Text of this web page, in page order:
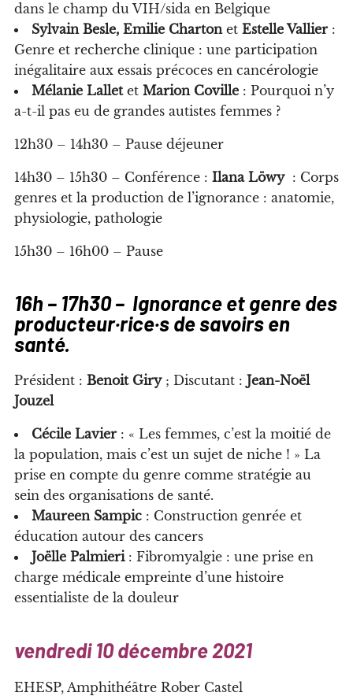
dans le champ du VIH/sida en Belgique
Sylvain Besle, Emilie Charton et Estelle Vallier :
Genre et recherche clinique : une participation
inégalitaire aux essais précoces en cancérologie
Mélanie Lallet et Marion Coville : Pourquoi n’y
a-t-il pas eu de grandes autistes femmes ?
12h30 – 14h30 – Pause déjeuner
14h30 – 15h30 – Conférence : Ilana Löwy: Corps
genres et la production de l’ignorance : anatomie,
physiologie, pathologie
15h30 – 16h00 – Pause
16h – 17h30 – Ignorance et genre des
producteur·rice·s de savoirs en
santé.
Président : Benoit Giry; Discutant : Jean-Noël
Jouzel
Cécile Lavier: « Les femmes, c’est la moitié de
la population, mais c’est un sujet de niche ! » La
prise en compte du genre comme stratégie au
sein des organisations de santé.
Maureen Sampic : Construction genrée et
éducation autour des cancers
Joëlle Palmieri: Fibromyalgie : une prise en
charge médicale empreinte d’une histoire
essentialiste de la douleur
vendredi 10 décembre 2021
EHESP, Amphithéâtre Rober Castel